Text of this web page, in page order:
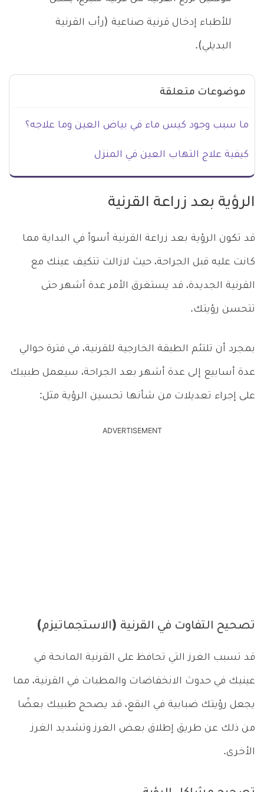
للأطباء إدخال قرنية صناعية (رأب القرنية
البديلي).
موضوعات متعلقة
ما سبب وجود كيس ماء في بياض العين وما علاجه؟
كيفية علاج التهاب العين في المنزل
الرؤية بعد زراعة القرنية
قد تكون الرؤية بعد زراعة القرنية أسوأ في البداية مما
كانت عليه قبل الجراحة، حيث لازالت تتكيف عينك مع
القرنية الجديدة، قد يستغرق الأمر عدة أشهر حتى
تتحسن رؤيتك.
بمجرد أن تلتئم الطبقة الخارجية للقرنية، في فترة حوالي
عدة أسابيع إلى عدة أشهر بعد الجراحة، سيعمل طبيبك
على إجراء تعديلات من شأنها تحسين الرؤية مثل:
ADVERTISEMENT
تصحيح التفاوت في القرنية (الاستجماتيزم)
قد تسبب الغرز التي تحافظ على القرنية المانحة في
عينيك في حدوث الانخفاضات والمطبات في القرنية، مما
يجعل رؤيتك ضبابية في البقع، قد يصحح طبيبك بعضًا
من ذلك عن طريق إطلاق بعض الغرز وتشديد الغرز
الأخرى.